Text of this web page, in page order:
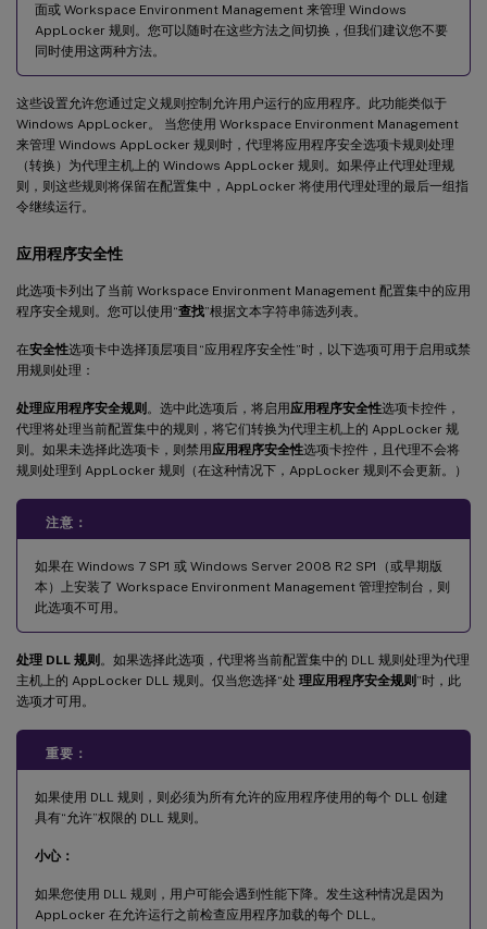
面或 Workspace Environment Management 来管理 Windows
AppLocker 规则。您可以随时在这些方法之间切换，但我们建议您不要
同时使用这两种方法。
这些设置允许您通过定义规则控制允许用户运行的应用程序。此功能类似于
Windows AppLocker。 当您使用 Workspace Environment Management
来管理 Windows AppLocker 规则时，代理将应用程序安全选项卡规则处理
（转换）为代理主机上的 Windows AppLocker 规则。如果停止代理处理规
则，则这些规则将保留在配置集中，AppLocker 将使用代理处理的最后一组指
令继续运行。
应用程序安全性
此选项卡列出了当前 Workspace Environment Management 配置集中的应用
程序安全规则。您可以使用“查找”根据文本字符串筛选列表。
在安全性选项卡中选择顶层项目“应用程序安全性”时，以下选项可用于启用或禁
用规则处理：
处理应用程序安全规则 。选中此选项后，将启用应用程序安全性选项卡控件，
代理将处理当前配置集中的规则，将它们转换为代理主机上的 AppLocker 规
则。如果未选择此选项卡，则禁用应用程序安全性选项卡控件，且代理不会将
规则处理到 AppLocker 规则（在这种情况下，AppLocker 规则不会更新。）
注意：
如果在 Windows 7 SP1 或 Windows Server 2008 R2 SP1（或早期版
本）上安装了 Workspace Environment Management 管理控制台，则
此选项不可用。
处理 DLL 规则 。如果选择此选项，代理将当前配置集中的 DLL 规则处理为代理
主机上的 AppLocker DLL 规则。仅当您选择“处 理应用程序安全规则 ”时，此
选项才可用。
重要：
如果使用 DLL 规则，则必须为所有允许的应用程序使用的每个 DLL 创建
具有“允许”权限的 DLL 规则。
小心：
如果您使用 DLL 规则，用户可能会遇到性能下降。发生这种情况是因为
AppLocker 在允许运行之前检查应用程序加载的每个 DLL。